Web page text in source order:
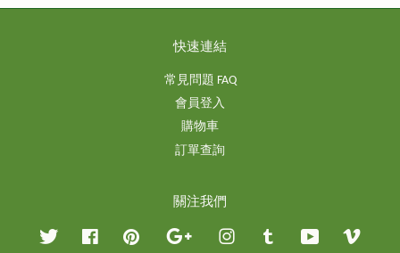
快速連結
常見問題 FAQ
會員登入
購物車
訂單查詢
關注我們
Twitter Facebook Pinterest Google InstagramTumblr YouTube